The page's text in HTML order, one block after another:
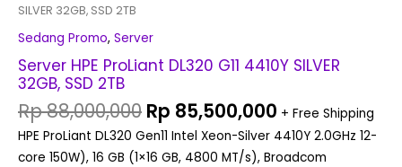
SILVER 32GB, SSD 2TB
Sedang Promo, Server
Server HPE ProLiant DL320 G11 4410Y SILVER
32GB, SSD 2TB
Rp88,000,000 Rp 85,500,000 + Free Shipping
HPE ProLiant DL320 Gen11 Intel Xeon-Silver 4410Y 2.0GHz 12-
core 150W), 16 GB (1×16 GB, 4800 MT/s), Broadcom